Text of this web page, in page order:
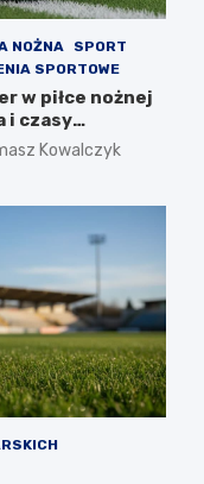
NOŻNA
SPORT
SPORTOWE
w piłce nożnej
i czasy
Kowalczyk